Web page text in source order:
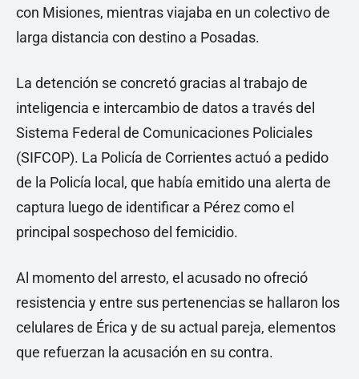
con Misiones, mientras viajaba en un colectivo de
larga distancia con destino a Posadas.
La detención se concretó gracias al trabajo de
inteligencia e intercambio de datos a través del
Sistema Federal de Comunicaciones Policiales
(SIFCOP). La Policía de Corrientes actuó a pedido
de la Policía local, que había emitido una alerta de
captura luego de identificar a Pérez como el
principal sospechoso del femicidio.
Al momento del arresto, el acusado no ofreció
resistencia y entre sus pertenencias se hallaron los
celulares de Érica y de su actual pareja, elementos
que refuerzan la acusación en su contra.